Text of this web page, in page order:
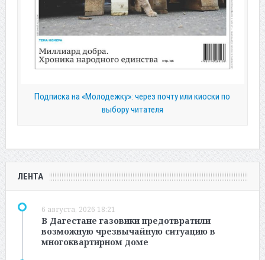
Подписка на «Молодежку»: через почту или киоски по
выбору читателя
ЛЕНТА
6 августа, 2026 18:21
В Дагестане газовики предотвратили
возможную чрезвычайную ситуацию в
многоквартирном доме